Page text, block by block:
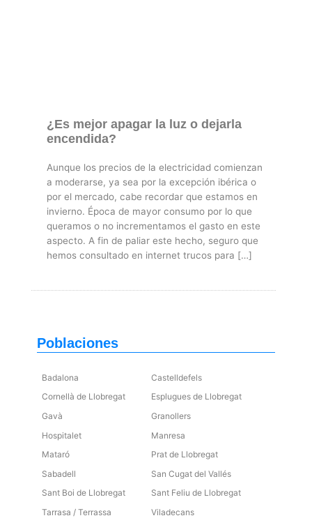
¿Es mejor apagar la luz o dejarla
encendida?
Aunque los precios de la electricidad comienzan
a moderarse, ya sea por la excepción ibérica o
por el mercado, cabe recordar que estamos en
invierno. Época de mayor consumo por lo que
queramos o no incrementamos el gasto en este
aspecto. A fin de paliar este hecho, seguro que
hemos consultado en internet trucos para […]
Poblaciones
Badalona
Castelldefels
Cornellà de Llobregat
Esplugues de Llobregat
Gavà
Granollers
Hospitalet
Manresa
Mataró
Prat de Llobregat
Sabadell
San Cugat del Vallés
Sant Boi de Llobregat
Sant Feliu de Llobregat
Tarrasa / Terrassa
Viladecans